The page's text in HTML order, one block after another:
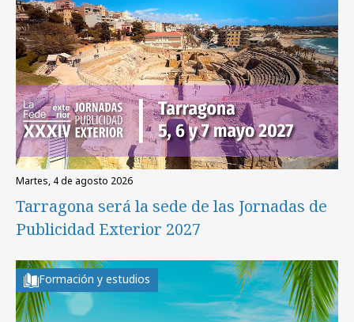
martes, 4 de agosto 2026
Tarragona será la sede de las Jornadas de
Publicidad Exterior 2027
Formación y estudios